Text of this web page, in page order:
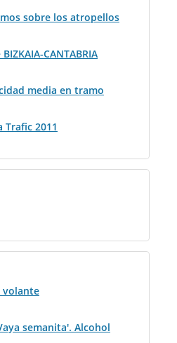
sobre los atropellos
CANTABRIA
media en tramo
Trafic 2011
volante
semanita'. Alcohol